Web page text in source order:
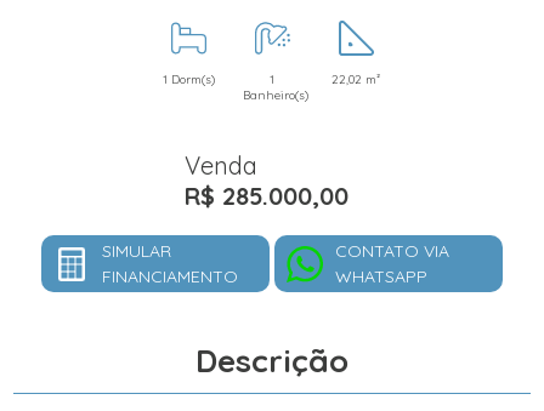
1 Dorm(s)
1
Banheiro(s)
22,02 m²
Venda
R$ 285.000,00
SIMULAR
FINANCIAMENTO
CONTATO VIA
WHATSAPP
Descrição